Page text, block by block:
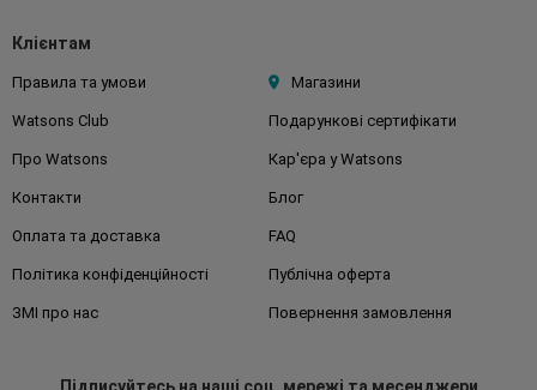
Клієнтам
Правила та умови Магазини
Watsons Club Подарункові сертифікати
Про Watsons Кар'єра у Watsons
Контакти Блог
Оплата та доставка FAQ
Політика конфіденційності Публічна оферта
ЗМІ про нас Повернення замовлення